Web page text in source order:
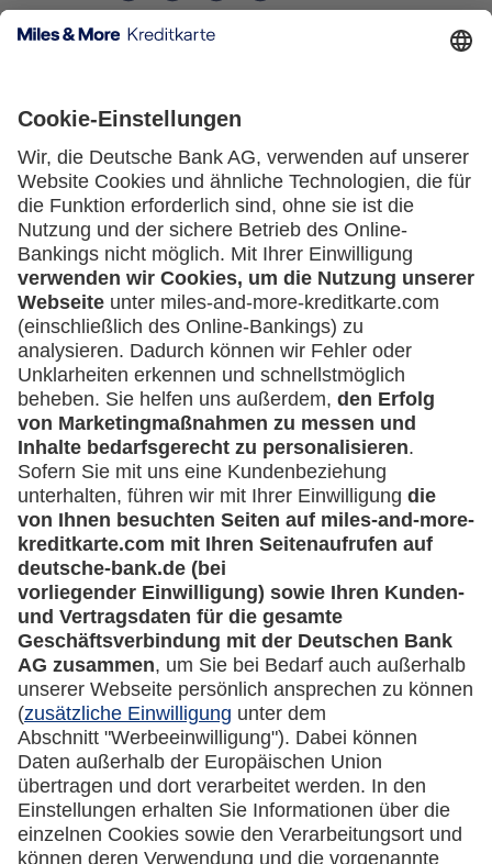
Service
Häufige Fragen
Downloadcenter
Kontakt
Mehr
Kreditkarten-Banking
miles-and-more.com
lufthansa.com
Rechtliches
Impressum
Datenschutz
Cookie Einstellungen
Vertrag widerrufen